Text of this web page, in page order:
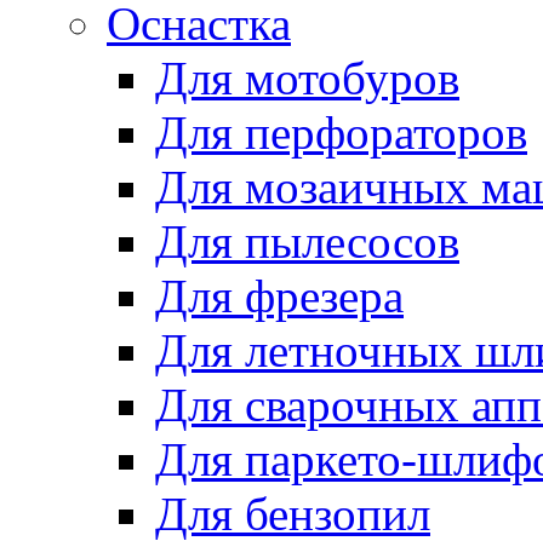
Оснастка
Для мотобуров
Для перфораторов
Для мозаичных
Для пылесосов
Для фрезера
Для летночных
Для сварочных
Для паркето-
Для бензопил